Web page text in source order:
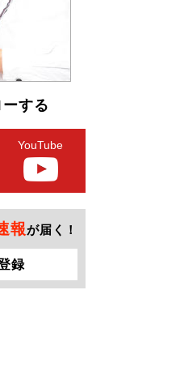
する
YouTube
報が届く！
録